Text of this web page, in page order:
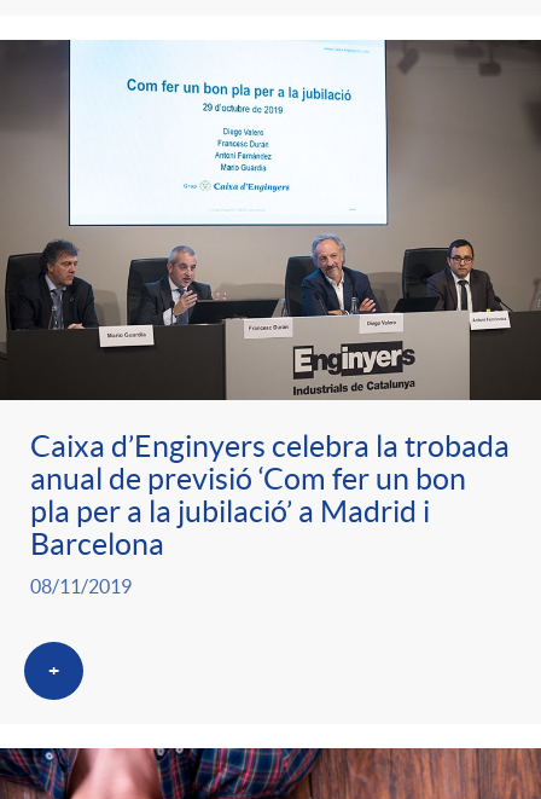
o
C
t
g
o
r
i
a
u
s
Caixa d’Enginyers celebra la trobada
anual de previsió ‘Com fer un bon
pla per a la jubilació’ a Madrid i
Barcelona
08/11/2019
+